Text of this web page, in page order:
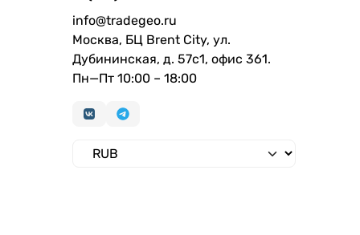
info@tradegeo.ru
Москва, БЦ Brent City, ул.
Дубининская, д. 57с1, офис 361.
Пн—Пт 10:00 – 18:00